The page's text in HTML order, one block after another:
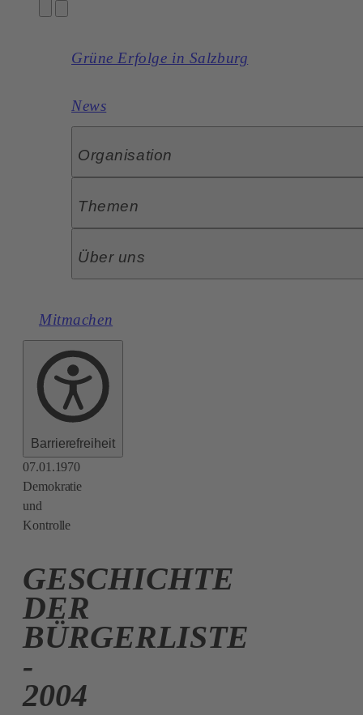
Grüne Erfolge in Salzburg
News
Organisation
Themen
Über uns
Mitmachen
Barrierefreiheit
07.01.1970
Demokratie
und
Kontrolle
GESCHICHTE
DER
BÜRGERLISTE
-
2004